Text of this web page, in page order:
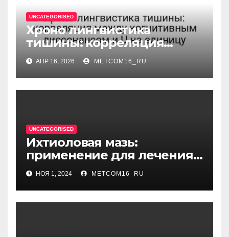
UNCATEGORISED
Хроно лингвистика
тишины: корреляция
между когнитивным
диссонансом и U на
единицу
АПР 16, 2026 METCOM16_RU
UNCATEGORISED
Ихтиоловая мазь:
применение для лечения
фурункулов
НОЯ 1, 2024 METCOM16_RU